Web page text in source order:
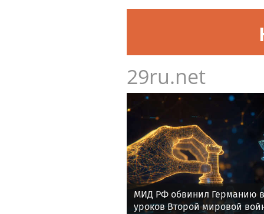
29ru.net
МИД РФ обвинил Германию
уроков Второй мировой